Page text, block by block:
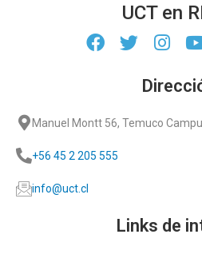
UCT en
Manuel Montt 56, Temuco
+56 45 2 205 555
info@uct.cl
Links de